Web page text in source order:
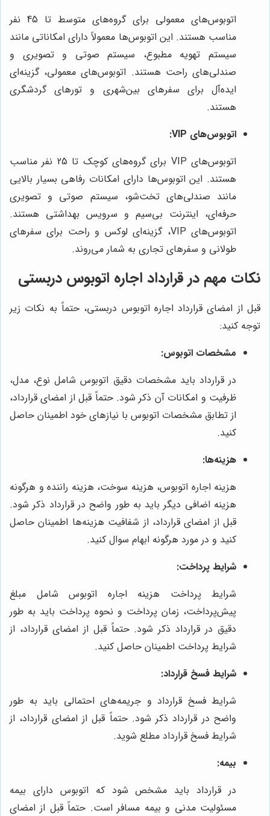
اتوبوس‌های معمولی برای گروه‌های متوسط تا 45 نفر
مناسب هستند. این اتوبوس‌ها معمولاً دارای امکاناتی مانند
سیستم تهویه مطبوع، سیستم صوتی و تصویری و
صندلی‌های راحت هستند. اتوبوس‌های معمولی، گزینه‌ای
ایده‌آل برای سفرهای بین‌شهری و تورهای گردشگری
هستند.
اتوبوس‌های VIP:
اتوبوس‌های VIP برای گروه‌های کوچک تا 25 نفر مناسب
هستند. این اتوبوس‌ها دارای امکانات رفاهی بسیار بالایی
مانند صندلی‌های تخت‌شو، سیستم صوتی و تصویری
حرفه‌ای، اینترنت بی‌سیم و سرویس بهداشتی هستند.
اتوبوس‌های VIP، گزینه‌ای لوکس و راحت برای سفرهای
طولانی و سفرهای تجاری به شمار می‌روند.
نکات مهم در قرارداد اجاره اتوبوس دربستی
قبل از امضای قرارداد اجاره اتوبوس دربستی، حتماً به نکات زیر
توجه کنید:
مشخصات اتوبوس:
در قرارداد باید مشخصات دقیق اتوبوس شامل نوع، مدل،
ظرفیت و امکانات آن ذکر شود. حتماً قبل از امضای قرارداد،
از تطابق مشخصات اتوبوس با نیازهای خود اطمینان حاصل
کنید.
هزینه‌ها:
هزینه اجاره اتوبوس، هزینه سوخت، هزینه راننده و هرگونه
هزینه اضافی دیگر باید به طور واضح در قرارداد ذکر شود.
قبل از امضای قرارداد، از شفافیت هزینه‌ها اطمینان حاصل
کنید و در مورد هرگونه ابهام سوال کنید.
شرایط پرداخت:
شرایط پرداخت هزینه اجاره اتوبوس شامل مبلغ
پیش‌پرداخت، زمان پرداخت و نحوه پرداخت باید به طور
دقیق در قرارداد ذکر شود. حتماً قبل از امضای قرارداد، از
شرایط پرداخت اطمینان حاصل کنید.
شرایط فسخ قرارداد:
شرایط فسخ قرارداد و جریمه‌های احتمالی باید به طور
واضح در قرارداد ذکر شود. حتماً قبل از امضای قرارداد، از
شرایط فسخ قرارداد مطلع شوید.
بیمه:
در قرارداد باید مشخص شود که اتوبوس دارای بیمه
مسئولیت مدنی و بیمه مسافر است. حتماً قبل از امضای